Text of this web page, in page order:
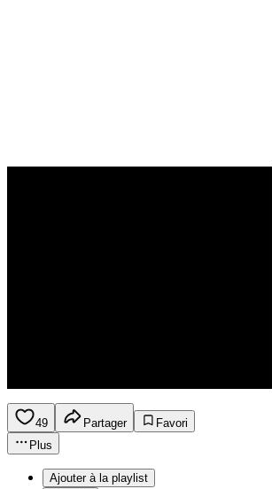
49 Partager
Favori
Plus
Ajouter à la playlist